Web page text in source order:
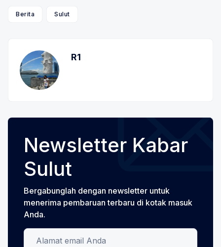
Berita Sulut
R1
Newsletter Kabar
Sulut
Bergabunglah dengan newsletter untuk
menerima pembaruan terbaru di kotak masuk
Anda.
Alamat email Anda